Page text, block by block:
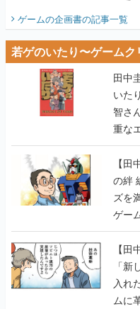
ビュ
ゲームの企画書の記事一覧
若ゲのいたり〜ゲーム
田中
いた
智さ
重な
【田
の絆
ズを
ゲー
【若
【田
「
入れ
ムに